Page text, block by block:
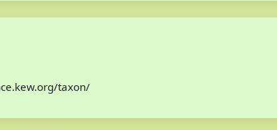
taxon/